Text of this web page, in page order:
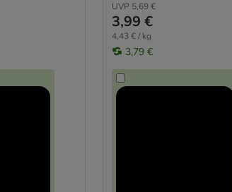
UVP 5,69 €
3,99 €
4,43 € / kg
3,79 €